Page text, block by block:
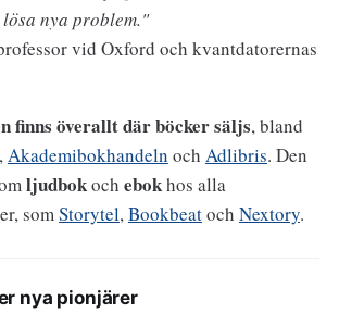
nya problem."
vid Oxford och kvantdatorernas
finns överallt där böcker säljs, bland
,Akademibokhandeln och Adlibris. Den
ljudbokoch ebokhos alla
somStorytel,Bookbeatoch Nextory.
nya pionjärer